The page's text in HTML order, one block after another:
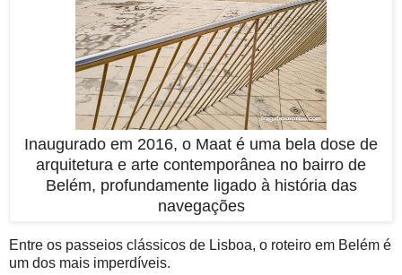
Inaugurado em 2016, o Maat é uma bela dose de
arquitetura e arte contemporânea no bairro de
Belém, profundamente ligado à história das
navegações
Entre os passeios clássicos de Lisboa, o roteiro em Belém é
um dos mais imperdíveis.